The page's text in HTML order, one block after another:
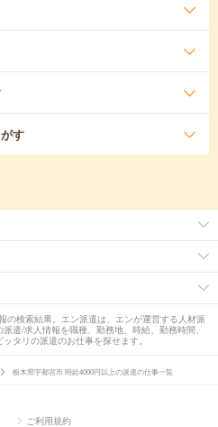
す
検索結果。エン派遣は、エンが運営する人材派
遣/求人情報を職種、勤務地、時給、勤務時間、
タリの派遣のお仕事を探せます。
栃木県宇都宮市 時給4000円以上の派遣の仕事一覧
ご利用規約